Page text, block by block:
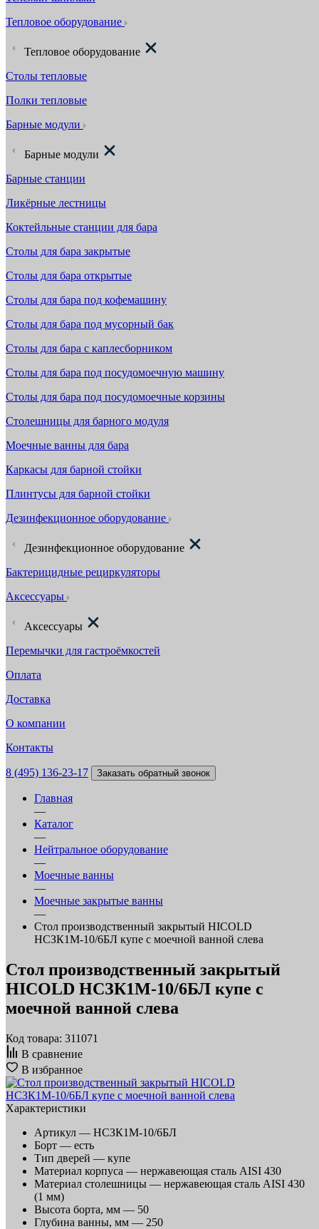
Тепловое оборудование
Тепловое оборудование
Столы тепловые
Полки тепловые
Барные модули
Барные модули
Барные станции
Ликёрные лестницы
Коктейльные станции для бара
Столы для бара закрытые
Столы для бара открытые
Столы для бара под кофемашину
Столы для бара под мусорный бак
Столы для бара с каплесборником
Столы для бара под посудомоечную машину
Столы для бара под посудомоечные корзины
Столешницы для барного модуля
Моечные ванны для бара
Каркасы для барной стойки
Плинтусы для барной стойки
Дезинфекционное оборудование
Дезинфекционное оборудование
Бактерицидные рециркуляторы
Аксессуары
Аксессуары
Перемычки для гастроёмкостей
Оплата
Доставка
О компании
Контакты
8 (495) 136-23-17 Заказать обратный звонок
Главная
—
Каталог
—
Нейтральное оборудование
—
Моечные ванны
—
Моечные закрытые ванны
—
Стол производственный закрытый HICOLD
НСЗК1М-10/6БЛ купе с моечной ванной слева
Стол производственный закрытый
HICOLD НСЗК1М-10/6БЛ купе с
моечной ванной слева
Код товара: 311071
В сравнение
В избранное
Характеристики
Артикул — НСЗК1М-10/6БЛ
Борт — есть
Тип дверей — купе
Материал корпуса — нержавеющая сталь AISI 430
Материал столешницы — нержавеющая сталь AISI 430
(1 мм)
Высота борта, мм — 50
Глубина ванны, мм — 250